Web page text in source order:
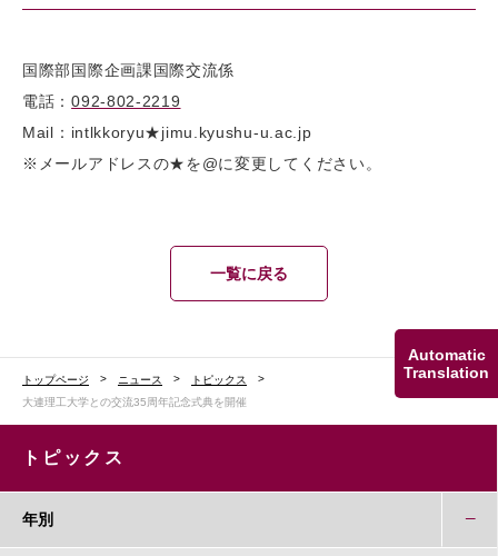
Automatic
Translation
国際部国際企画課国際交流係
電話：092-802-2219
Mail：intlkkoryu★jimu.kyushu-u.ac.jp
※メールアドレスの★を@に変更してください。
一覧に戻る
トップページ ニュース
トピックス
大連理工大学との交流35周年記念式典を開催
トピックス
年別